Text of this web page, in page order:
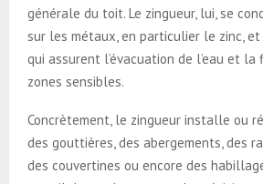
générale du toit. Le zingueur, lui, se
sur les métaux, en particulier le zinc,
qui assurent l’évacuation de l’eau et
zones sensibles.
Concrètement, le zingueur installe ou
des gouttières, des abergements, des
des couvertines ou encore des